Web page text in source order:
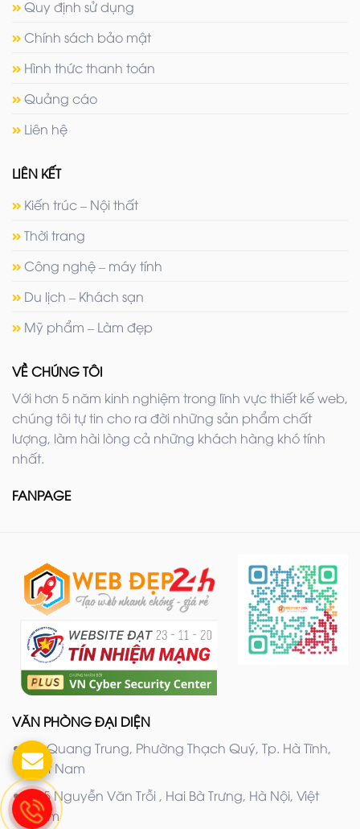
Quy định sử dụng
Chính sách bảo mật
Hình thức thanh toán
Quảng cáo
Liên hệ
LIÊN KẾT
Kiến trúc – Nội thất
Thời trang
Công nghệ – máy tính
Du lịch – Khách sạn
Mỹ phẩm – Làm đẹp
VỀ CHÚNG TÔI
Với hơn 5 năm kinh nghiệm trong lĩnh vực thiết kế web,
chúng tôi tự tin cho ra đời những sản phẩm chất
lượng, làm hài lòng cả những khách hàng khó tính
nhất.
FANPAGE
VĂN PHÒNG ĐẠI DIỆN
20 Quang Trung, Phường Thạch Quý, Tp. Hà Tĩnh,
Việt Nam
205 Nguyễn Văn Trỗi , Hai Bà Trưng, Hà Nội, Việt
Nam